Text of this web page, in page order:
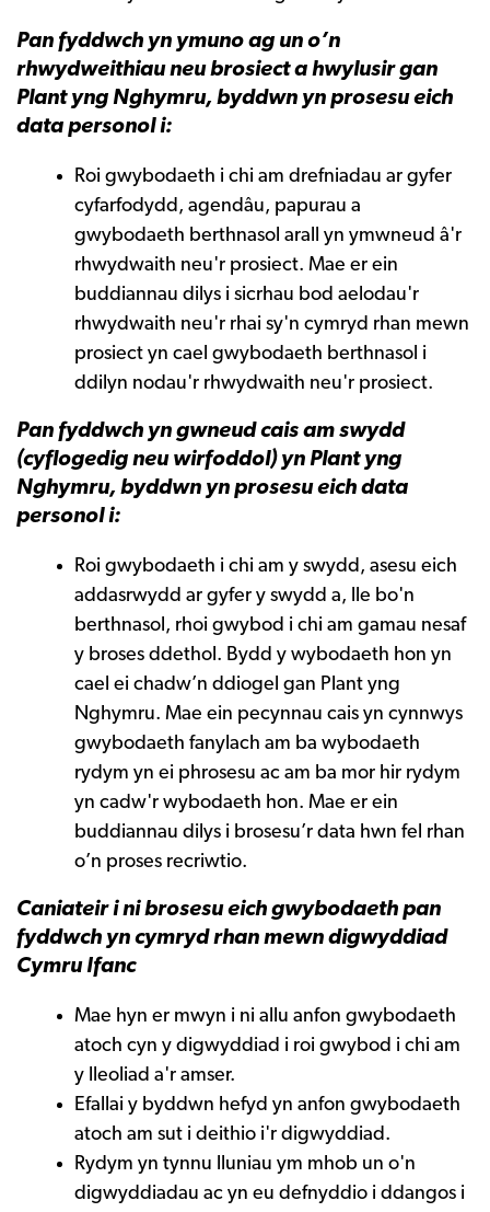
Pan fyddwch yn ymuno ag un o’n
rhwydweithiau neu brosiect a hwylusir gan
Plant yng Nghymru, byddwn yn prosesu eich
data personol i:
Roi gwybodaeth i chi am drefniadau ar gyfer
cyfarfodydd, agendâu, papurau a
gwybodaeth berthnasol arall yn ymwneud â'r
rhwydwaith neu'r prosiect. Mae er ein
buddiannau dilys i sicrhau bod aelodau'r
rhwydwaith neu'r rhai sy'n cymryd rhan mewn
prosiect yn cael gwybodaeth berthnasol i
ddilyn nodau'r rhwydwaith neu'r prosiect.
Pan fyddwch yn gwneud cais am swydd
(cyflogedig neu wirfoddol) yn Plant yng
Nghymru, byddwn yn prosesu eich data
personol i:
Roi gwybodaeth i chi am y swydd, asesu eich
addasrwydd ar gyfer y swydd a, lle bo'n
berthnasol, rhoi gwybod i chi am gamau nesaf
y broses ddethol. Bydd y wybodaeth hon yn
cael ei chadw’n ddiogel gan Plant yng
Nghymru. Mae ein pecynnau cais yn cynnwys
gwybodaeth fanylach am ba wybodaeth
rydym yn ei phrosesu ac am ba mor hir rydym
yn cadw'r wybodaeth hon. Mae er ein
buddiannau dilys i brosesu’r data hwn fel rhan
o’n proses recriwtio.
Caniateir i ni brosesu eich gwybodaeth pan
fyddwch yn cymryd rhan mewn digwyddiad
Cymru Ifanc
Mae hyn er mwyn i ni allu anfon gwybodaeth
atoch cyn y digwyddiad i roi gwybod i chi am
y lleoliad a'r amser.
Efallai y byddwn hefyd yn anfon gwybodaeth
atoch am sut i deithio i'r digwyddiad.
Rydym yn tynnu lluniau ym mhob un o'n
digwyddiadau ac yn eu defnyddio i ddangos i